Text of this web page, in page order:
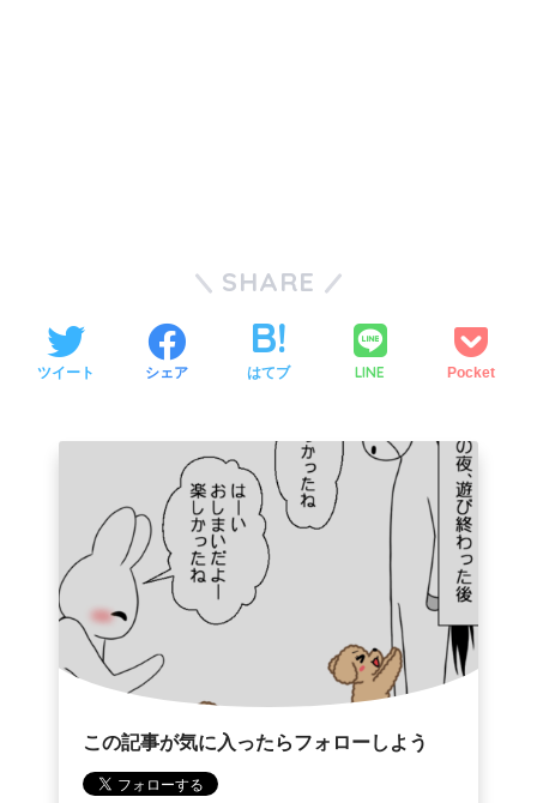
SHARE
ツイート シェア はてブ LINE Pocket
この記事が気に入ったらフォローしよう